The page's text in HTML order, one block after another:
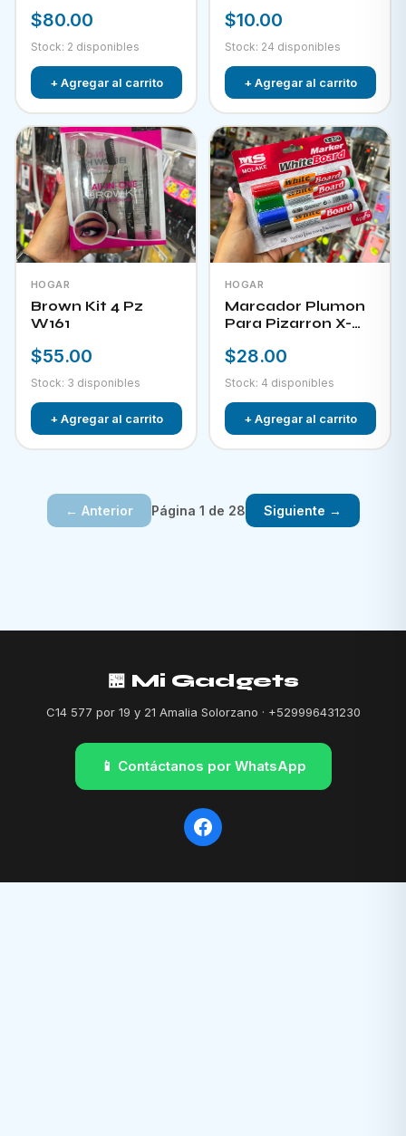
$80.00
Stock: 2 disponibles
+ Agregar al carrito
$10.00
Stock: 24 disponibles
+ Agregar al carrito
HOGAR
Brown Kit 4 Pz
W161
$55.00
Stock: 3 disponibles
+ Agregar al carrito
HOGAR
Marcador Plumon
Para Pizarron X-
$28.00
Stock: 4 disponibles
+ Agregar al carrito
← Anterior Página 1 de 28 Siguiente →
🏪 Mi Gadgets
C14 577 por 19 y 21 Amalia Solorzano · +529996431230
📱 Contáctanos por WhatsApp